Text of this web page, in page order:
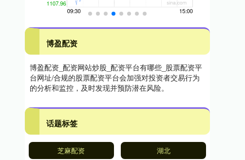
博盈配资
博盈配资_配资网站炒股_配资平台有哪些_股票配资平
台网址/合规的股票配资平台会加强对投资者交易行为
的分析和监控，及时发现并预防潜在风险。
话题标签
芝麻配资 湖北